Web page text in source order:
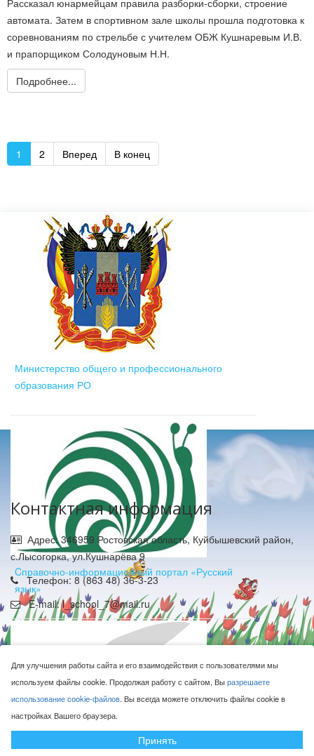
автомата. Затем в спортивном зале школы прошла подготовка к
соревнованиям по стрельбе с учителем ОБЖ Кушнаревым И.В.
и прапорщиком Солодуновым Н.Н.
Подробнее...
1 2 Вперед В конец
Министерство общего и профессионального
образования РО
Cправочно-информационный портал «Русский
язык»
Контактная информация
Адрес: 346959 Ростовская область, Куйбышевский район,
с.Лысогорка, ул.Кушнарёва 9
Телефон: 8 (863 48) 36-3-23
E-mail: l_school_7@mail.ru
МБОУ Лысогорская СОШ © 2016-2026
Сделано с ❤ в
Для улучшения работы сайта и его взаимодействия с пользователями мы
используем файлы cookie. Продолжая работу с сайтом, Выразрешаете
использование cookie-файлов. Вы всегда можете отключить файлы cookie в
настройках Вашего браузера.
Принять